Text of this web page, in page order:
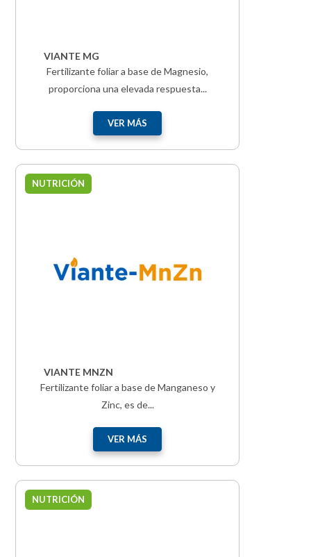
VIANTE MG
Fertilizante foliar a base de Magnesio,
proporciona una elevada respuesta...
VER MÁS
NUTRICIÓN
VIANTE MNZN
Fertilizante foliar a base de Manganeso y
Zinc, es de...
VER MÁS
NUTRICIÓN